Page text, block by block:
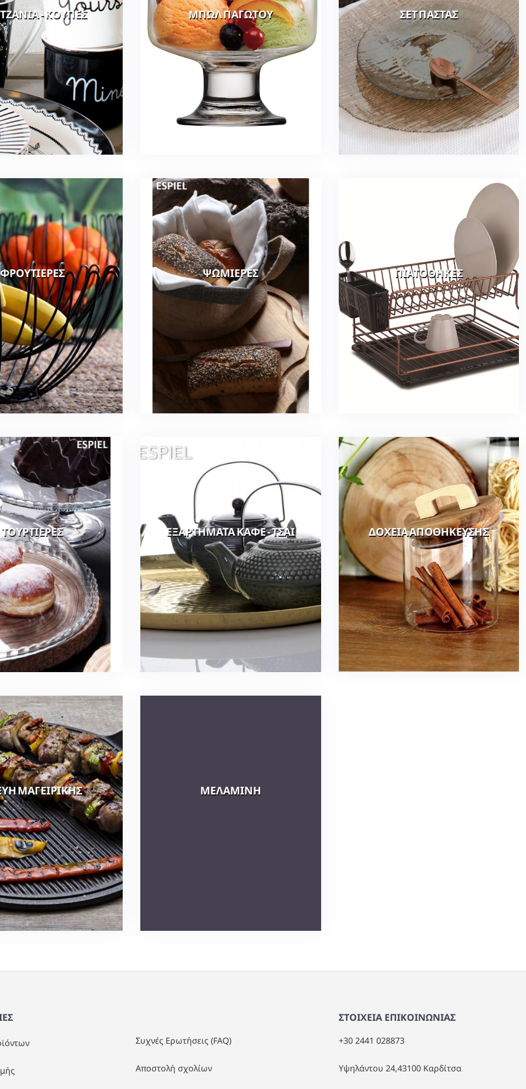
- ΚΟΥΠΕΣ ΜΠΩΛ ΠΑΓΩΤΟΥ ΣΕΤ ΠΑΣΤΑΣ
ΦΡΟΥΤΙΕΡΕΣ ΨΩΜΙΕΡΕΣ ΠΙΑΤΟΘΗΚΕΣ
ΤΟΥΡΤΙΕΡΕΣ ΕΞΑΡΤΗΜΑΤΑ ΚΑΦΕ - ΤΣΑΙ ΔΟΧΕΙΑ ΑΠΟΘΗΚΕΥΣΗΣ
ΜΑΓΕΙΡΙΚΗΣ ΜΕΛΑΜΙΝΗ
Συχνές Ερωτήσεις (FAQ)
Αποστολή σχολίων
ΣΤΟΙΧΕΙΑ ΕΠΙΚΟΙΝΩΝΙΑΣ
+30 2441 028873
Υψηλάντου 24,43100 Καρδίτσα